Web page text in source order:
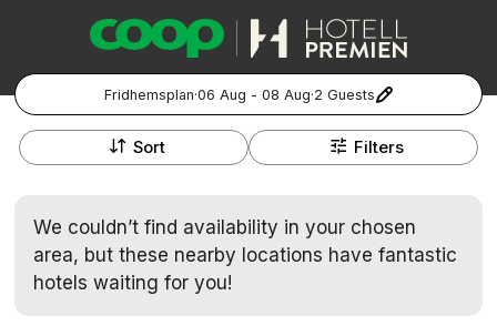
Fridhemsplan·06 Aug - 08 Aug·2 Guests
Popular Destinations:
Stockholm
Göteborg
Sort Filters
+
−
We couldn’t find availability in your chosen
area, but these nearby locations have fantastic
hotels waiting for you!